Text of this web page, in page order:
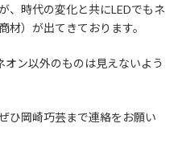
、時代の変化と共にLEDでもネ
材）が出てきております。
オン以外のものは見えないよう
ひ岡崎巧芸まで連絡をお願い